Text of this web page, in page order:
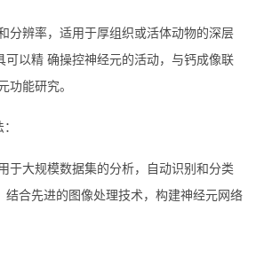
分辨率，适用于厚组织或活体动物的深层
可以精 确操控神经元的活动，与钙成像联
功能研究。
于大规模数据集的分析，自动识别和分类
结合先进的图像处理技术，构建神经元网络